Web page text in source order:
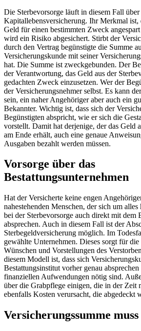
Die Sterbevorsorge läuft in diesem Fall über
Kapitallebensversicherung. Ihr Merkmal ist,
Geld für einen bestimmten Zweck
wird ein Risiko abgesichert. Stirbt der
durch den Vertrag begünstigte die Summe
Versicherungskunde mit seiner
hat. Die Summe ist zweckgebunden. Der
der Verantwortung, das Geld aus der
gedachten Zweck einzusetzen. Wer der
der Versicherungsnehmer selbst. Es kann
sein, ein naher Angehöriger aber auch ein
Bekannter. Wichtig ist, dass sich der
Begünstigten abspricht, wie er sich die
vorstellt. Damit hat derjenige, der das Geld
am Ende erhält, auch eine genaue
Ausgaben bezahlt werden müssen.
Vorsorge über das
Bestattungsunternehmen
Hat der Versicherte keine engen
nahestehenden Menschen, der sich um
bei der Sterbevorsorge auch direkt mit dem
absprechen. Auch in diesem Fall ist der
Sterbegeldversicherung möglich. Im
gewählte Unternehmen. Dieses sorgt für
Wünschen und Vorstellungen des
diesem Modell ist, dass sich
Bestattungsinstitut vorher genau
finanziellen Aufwendungen nötig sind.
über die Grabpflege einigen, die in der Zeit
ebenfalls Kosten verursacht, die abgedeckt
Versicherungssumme